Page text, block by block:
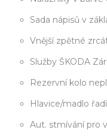
Sada nápisů v
Vnější zpětné
Služby ŠKODA
Rezervní kolo
Hlavice/madlo
Aut. stmívání pro